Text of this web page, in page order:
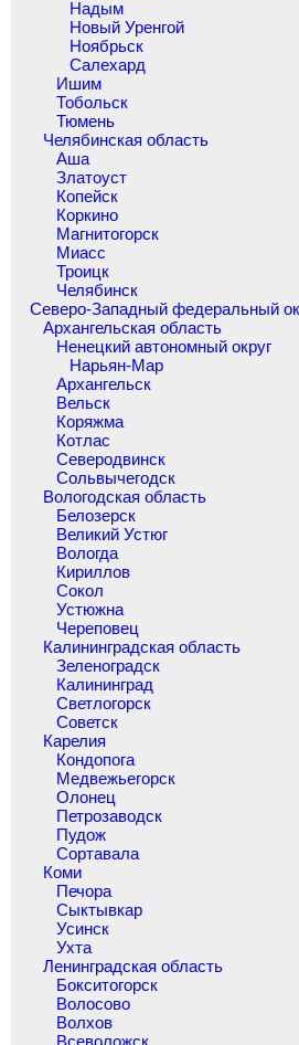
Надым
Новый Уренгой
Ноябрьск
Салехард
Ишим
Тобольск
Тюмень
Челябинская область
Аша
Златоуст
Копейск
Коркино
Магнитогорск
Миасс
Троицк
Челябинск
Северо-Западный федеральный
Архангельская область
Ненецкий автономный округ
Нарьян-Мар
Архангельск
Вельск
Коряжма
Котлас
Северодвинск
Сольвычегодск
Вологодская область
Белозерск
Великий Устюг
Вологда
Кириллов
Сокол
Устюжна
Череповец
Калининградская область
Зеленоградск
Калининград
Светлогорск
Советск
Карелия
Кондопога
Медвежьегорск
Олонец
Петрозаводск
Пудож
Сортавала
Коми
Печора
Сыктывкар
Усинск
Ухта
Ленинградская область
Бокситогорск
Волосово
Волхов